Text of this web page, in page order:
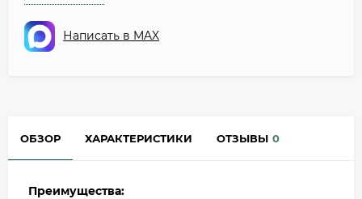
Написать в MAX
ОБЗОР ХАРАКТЕРИСТИКИ ОТЗЫВЫ 0
Преимущества: